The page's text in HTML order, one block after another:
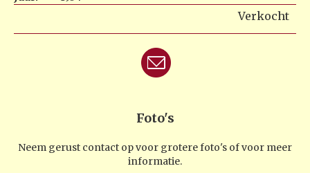
Verkocht
Foto's
Neem gerust contact op voor grotere foto's of voor meer
informatie.